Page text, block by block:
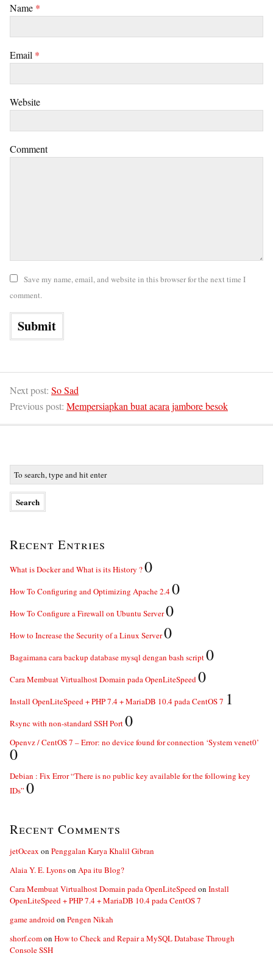
Name *
Email *
Website
Comment
Save my name, email, and website in this browser for the next time I
comment.
Next post: So Sad
Previous post: Mempersiapkan buat acara jambore besok
Recent Entries
What is Docker and What is its History ?0
How To Configuring and Optimizing Apache 2.40
How To Configure a Firewall on Ubuntu Server0
How to Increase the Security of a Linux Server0
Bagaimana cara backup database mysql dengan bash script0
Cara Membuat Virtualhost Domain pada OpenLiteSpeed0
Install OpenLiteSpeed + PHP 7.4 + MariaDB 10.4 pada CentOS 7 1
Rsync with non-standard SSH Port0
Openvz / CentOS 7 – Error: no device found for connection ‘System venet0’
0
Debian : Fix Error “There is no public key available for the following key
IDs” 0
Recent Comments
jetOceax on Penggalan Karya Khalil Gibran
Alaia Y. E. Lyonson Apa itu Blog?
Cara Membuat Virtualhost Domain pada OpenLiteSpeedon Install
OpenLiteSpeed + PHP 7.4 + MariaDB 10.4 pada CentOS 7
game androidon Pengen Nikah
shorf.comon How to Check and Repair a MySQL Database Through
Console SSH